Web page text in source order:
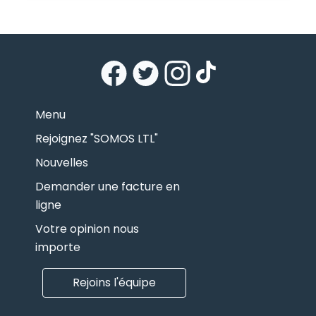
Menu
Rejoignez "SOMOS LTL"
Nouvelles
Demander une facture en
ligne
Votre opinion nous
importe
Rejoins l'équipe